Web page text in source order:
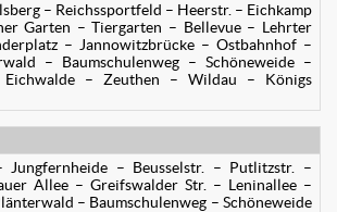
– Reichssportfeld – Heerstr. – Eichkamp
Garten – Tiergarten – Bellevue – Lehrter
– Jannowitzbrücke – Ostbahnhof –
– Baumschulenweg – Schöneweide –
– Zeuthen – Wildau – Königs
Jungfernheide – Beusselstr. – Putlitzstr. –
Allee – Greifswalder Str. – Leninallee –
– Baumschulenweg – Schöneweide